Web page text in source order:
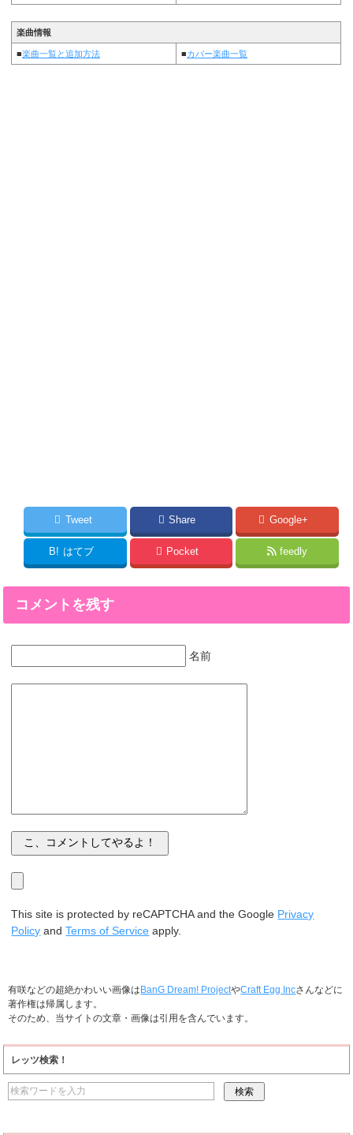
楽曲情報
■楽曲一覧と追加方法 ■カバー楽曲一覧
Tweet Share Google+
B! はてブ Pocket feedly
コメントを残す
名前
This site is protected by reCAPTCHA and the Google Privacy
Policy andTerms of Service apply.
有咲などの超絶かわいい画像はBanG Dream! ProjectやCraft Egg Incさんなどに
著作権は帰属します。
そのため、当サイトの文章・画像は引用を含んでいます。
レッツ検索！